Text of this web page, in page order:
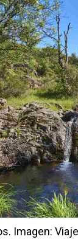
Imagen: